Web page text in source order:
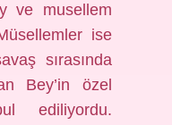
ve musellem
ise
sırasında
Bey’in özel
ediliyordu.